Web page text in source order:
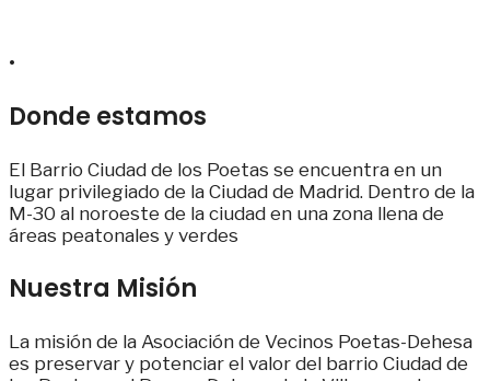
.
Donde estamos
El Barrio Ciudad de los Poetas se encuentra en un
lugar privilegiado de la Ciudad de Madrid. Dentro de la
M-30 al noroeste de la ciudad en una zona llena de
áreas peatonales y verdes
Nuestra Misión
La misión de la Asociación de Vecinos Poetas-Dehesa
es preservar y potenciar el valor del barrio Ciudad de